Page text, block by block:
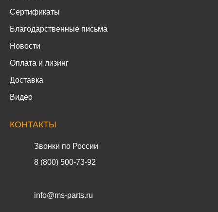
Сертификаты
Благодарственные письма
Новости
Оплата и лизинг
Доставка
Видео
КОНТАКТЫ
Звонки по России
8 (800) 500-73-92
info@ms-parts.ru